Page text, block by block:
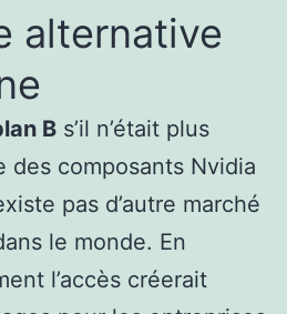
alternative
B s’il n’était plus
des composants Nvidia
pas d’autre marché
le monde. En
l’accès créerait